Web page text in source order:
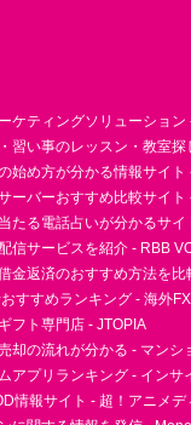
ケティングソリューション
習い事のレッスン・教室
始め方が分かる情報サイト
ーバーおすすめ比較サイト
たる電話占いが分かるサ
信サービスを紹介 - RBB
金返済のおすすめ方法を比
すすめランキング - 海外
フト専門店 - JTOPIA
却の流れが分かる - マンシ
アプリランキング - インサ
情報サイト - 超！アニメデ